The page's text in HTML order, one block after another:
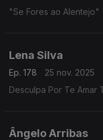
"Se Fores ao Alentejo"
Lena Silva
Ep. 178
25 nov. 2025
Desculpa Por Te Amar
Ângelo Arribas